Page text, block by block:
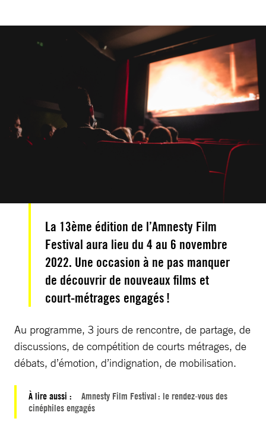
La 13ème édition de l’Amnesty Film
Festival aura lieu du 4 au 6 novembre
2022. Une occasion à ne pas manquer
de découvrir de nouveaux films et
court-métrages engagés !
Au programme, 3 jours de rencontre, de partage, de
discussions, de compétition de courts métrages, de
débats, d’émotion, d’indignation, de mobilisation.
À lire aussi :
Amnesty Film Festival : le rendez-vous des
cinéphiles engagés